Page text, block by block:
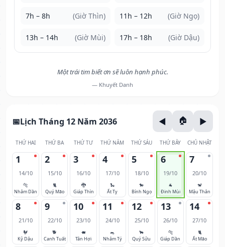
7h – 8h (Giờ Thìn) 11h – 12h (Giờ Ngọ)
13h – 14h (Giờ Mùi) 17h – 18h (Giờ Dậu)
Một trái tim biết ơn sẽ luôn hạnh phúc.
— Khuyết Danh
Lịch Tháng 12 Năm 2036
THỨ HAI THỨ BA THỨ TƯ THỨ NĂM THỨ SÁU THỨ BẢY CHỦ NHẬT
1
14/10
🐅
Nhâm Dần
2
15/10
🐈
Quý Mão
3
16/10
🐉
Giáp Thìn
4
17/10
🐍
Ất Tỵ
5
18/10
🐎
Bính Ngọ
6
19/10
🐐
Đinh Mùi
7
20/10
🐒
Mậu Thân
8
21/10
🐓
Kỷ Dậu
9
22/10
🐕
Canh Tuất
10
23/10
🐖
Tân Hợi
11
24/10
🐀
Nhâm Tý
12
25/10
🐂
Quý Sửu
13
26/10
🐅
Giáp Dần
14
27/10
🐈
Ất Mão